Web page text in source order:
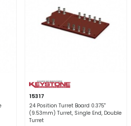
15317
24 Position Turret Board 0.375"
(9.53mm) Turret, Single End, Double
Turret